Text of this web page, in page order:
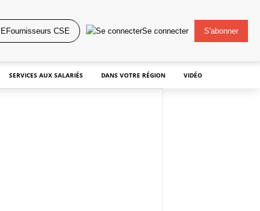
Fournisseurs CSE Se connecter S'abonner
SERVICES AUX SALARIÉS DANS VOTRE RÉGION VIDÉO